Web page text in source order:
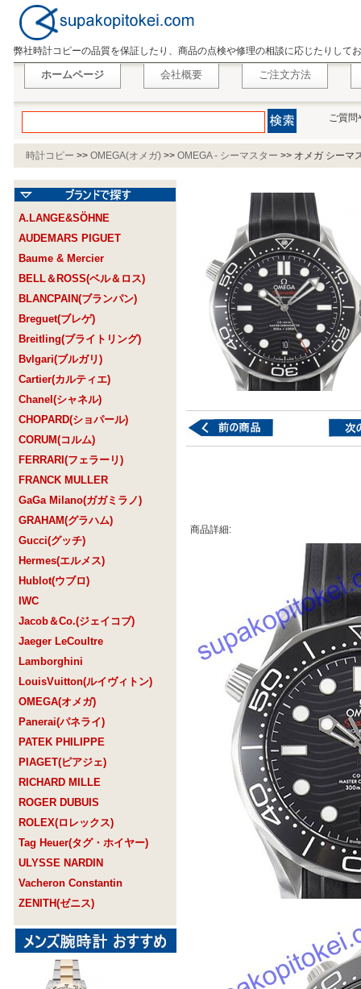
弊社時計コピーの品質を保証したり、商品の点検や修理の相談に応じたりして
ホームページ 会社概要 ご注文方法
ご質問
時計コピー >> OMEGA(オメガ) >> OMEGA - シーマスター >> オメガ シーマ
A.LANGE&SÖHNE
AUDEMARS PIGUET
Baume & Mercier
BELL＆ROSS(ベル＆ロス)
BLANCPAIN(ブランパン)
Breguet(ブレゲ)
Breitling(ブライトリング)
Bvlgari(ブルガリ)
Cartier(カルティエ)
Chanel(シャネル)
CHOPARD(ショパール)
CORUM(コルム)
FERRARI(フェラーリ)
FRANCK MULLER
GaGa Milano(ガガミラノ)
GRAHAM(グラハム)
Gucci(グッチ)
Hermes(エルメス)
Hublot(ウブロ)
IWC
Jacob＆Co.(ジェイコブ)
Jaeger LeCoultre
Lamborghini
LouisVuitton(ルイヴィトン)
OMEGA(オメガ)
Panerai(パネライ)
PATEK PHILIPPE
PIAGET(ピアジェ)
RICHARD MILLE
ROGER DUBUIS
ROLEX(ロレックス)
Tag Heuer(タグ・ホイヤー)
ULYSSE NARDIN
Vacheron Constantin
ZENITH(ゼニス)
商品詳細: